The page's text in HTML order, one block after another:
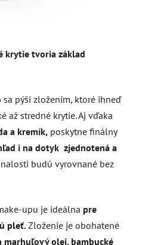
krytie tvoria základ
sa pýši zložením, ktoré ihneď
až stredné krytie. Aj vďaka
a kremík, poskytne finálny
i na dotyk zjednotená a
budú vyrovnané bez
upu je ideálna pre
pleť.Zloženie je obohatené
marhuľový olej, bambucké